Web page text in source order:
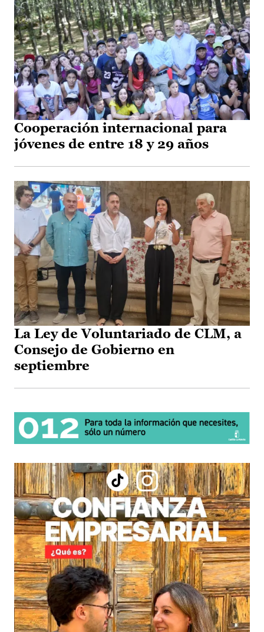
Cooperación internacional para
jóvenes de entre 18 y 29 años
La Ley de Voluntariado de CLM, a
Consejo de Gobierno en
septiembre